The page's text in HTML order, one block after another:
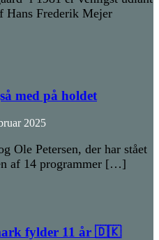
Hans Frederik Mejer
med på holdet
2025
Ole Petersen, der har stået
af 14 programmer […]
fylder 11 år 🇩🇰